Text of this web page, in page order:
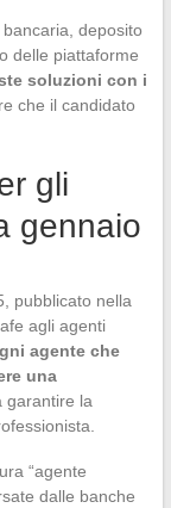
deposito
delle piattaforme
soluzioni con i
che il candidato
gli
gennaio
pubblicato nella
agli agenti
agente che
una
garantire la
“agente
dalle banche